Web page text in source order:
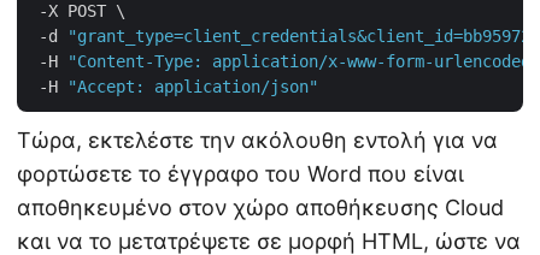
-X POST \
-d
"grant_type=client_credentials&client_id=bb959721-
-H
"Content-Type: application/x-www-form-urlencoded"
-H
"Accept: application/json"
Τώρα, εκτελέστε την ακόλουθη εντολή για να
φορτώσετε το έγγραφο του Word που είναι
αποθηκευμένο στον χώρο αποθήκευσης Cloud
και να το μετατρέψετε σε μορφή HTML, ώστε να